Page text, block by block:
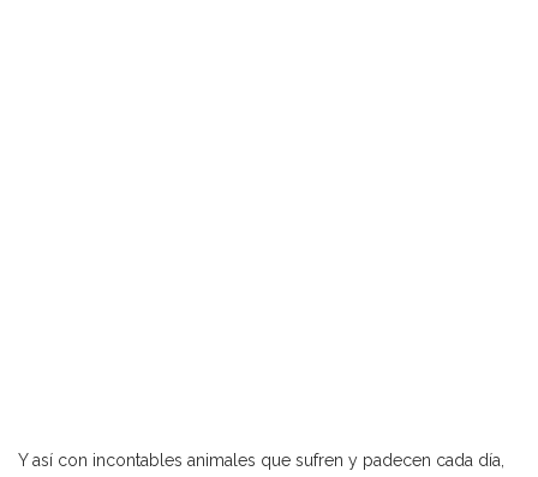
Y así con incontables animales que sufren y padecen cada día,